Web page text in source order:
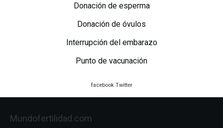
Donación de esperma
Donación de óvulos
Interrupción del embarazo
Punto de vacunación
facebook Twitter
Mundofertilidad.com